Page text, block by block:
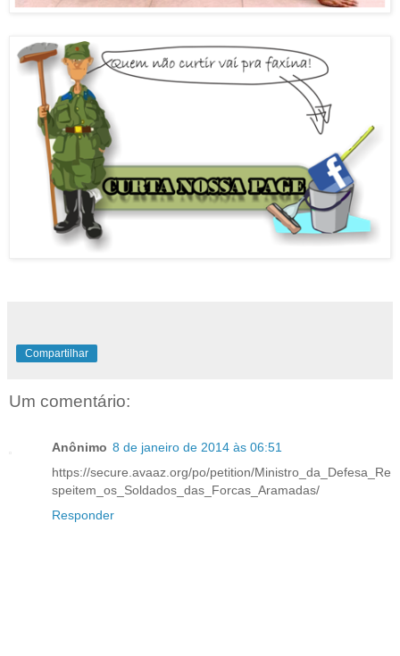
Compartilhar
Um comentário:
Anônimo 8 de janeiro de 2014 às 06:51
https://secure.avaaz.org/po/petition/Ministro_da_Defesa_Re
speitem_os_Soldados_das_Forcas_Aramadas/
Responder